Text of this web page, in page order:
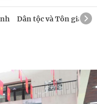
Dân tộc và Tôn giáo